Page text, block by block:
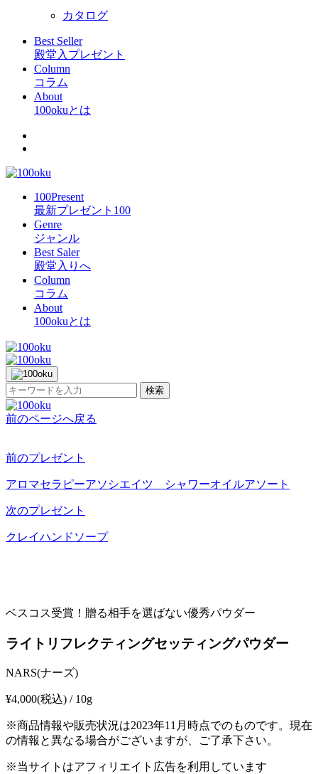
カタログ
Best Seller
殿堂入プレゼント
Column
コラム
About
100okuとは
100Present
最新プレゼント100
Genre
ジャンル
Best Saler
殿堂入りへ
Column
コラム
About
100okuとは
検索
前のページへ戻る
前のプレゼント
アロマセラピーアソシエイツ シャワーオイルアソート
次のプレゼント
クレイハンドソープ
ベスコス受賞！贈る相手を選ばない優秀パウダー
ライトリフレクティングセッティングパウダー
NARS(ナーズ)
¥4,000(税込) / 10g
※商品情報や販売状況は2023年11月時点でのものです。現在
の情報と異なる場合がございますが、ご了承下さい。
※当サイトはアフィリエイト広告を利用しています